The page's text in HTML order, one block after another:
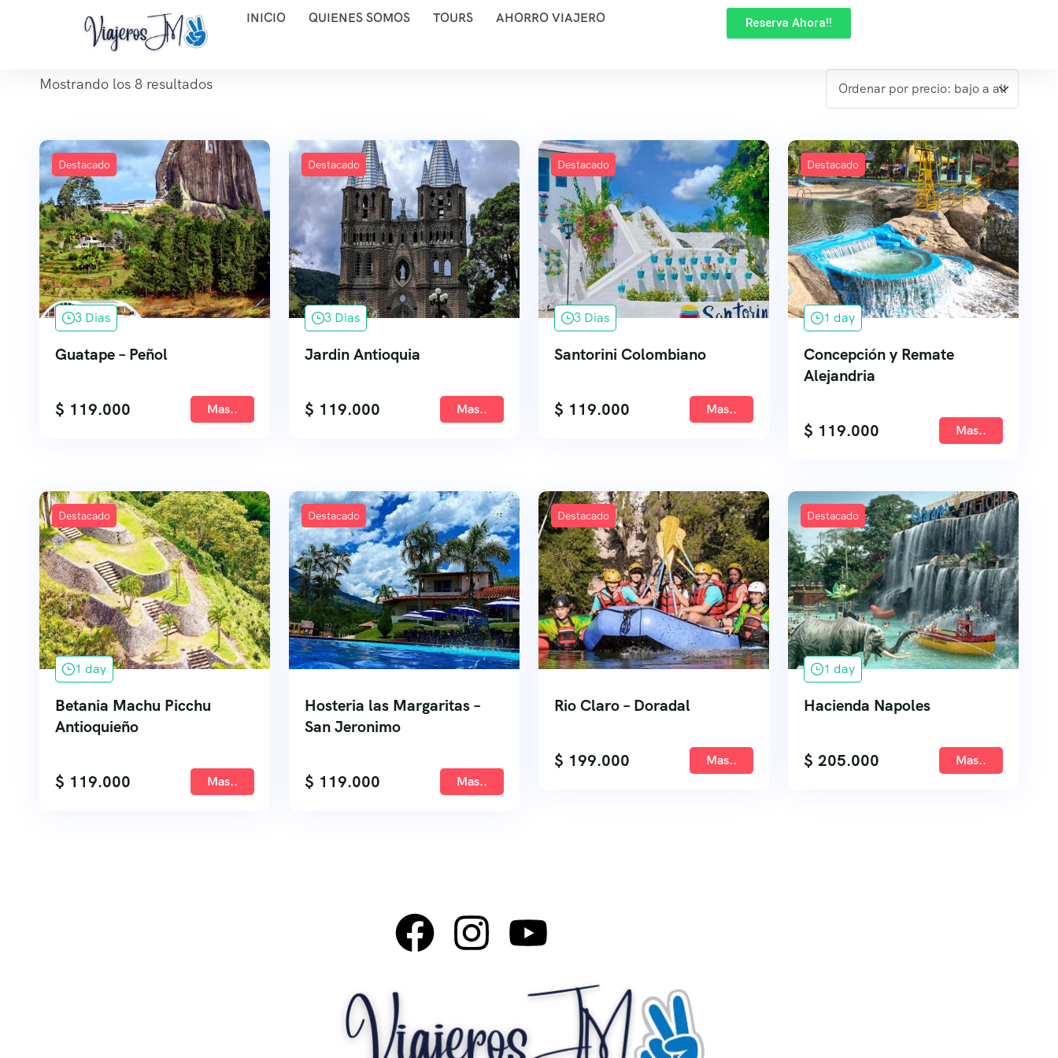
INICIO QUIENES SOMOS TOURS AHORRO VIAJERO Reserva Ahora!!
Mostrando los 8 resultados
Destacado
3 Dias
Guatape – Peñol
$ 119.000 Mas..
Destacado
3 Dias
Jardin Antioquia
$ 119.000 Mas..
Destacado
3 Dias
Santorini Colombiano
$ 119.000 Mas..
Destacado
1 day
Concepción y Remate
Alejandria
$ 119.000 Mas..
Destacado
1 day
Betania Machu Picchu
Antioquieño
$ 119.000 Mas..
Destacado
Hosteria las Margaritas –
San Jeronimo
$ 119.000 Mas..
Destacado
Rio Claro – Doradal
$ 199.000 Mas..
Destacado
1 day
Hacienda Napoles
$ 205.000 Mas..